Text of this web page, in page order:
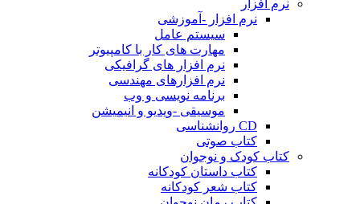
نرم افزار
نرم افزار -آموزشی
سیستم عامل
مهارت های کار با کامپیوتر
نرم افزار های گرافیکی
نرم افزارهای مهندسی
برنامه نویسی و وب
موسیقی -ویدیو و انیمیشن
CD روانشناسی
کتاب صوتی
کتاب کودک و نوجوان
کتاب داستان کودکانه
کتاب شعر کودکانه